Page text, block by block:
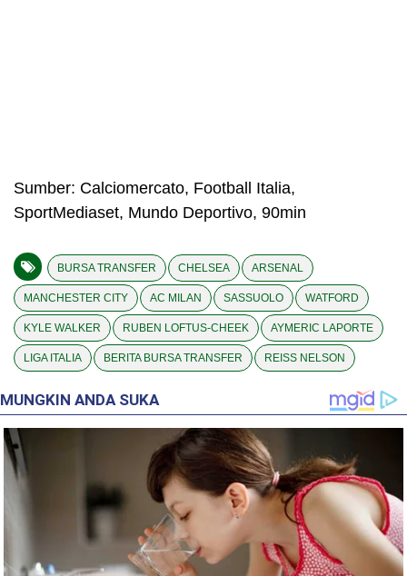
Sumber: Calciomercato, Football Italia,
SportMediaset, Mundo Deportivo, 90min
BURSA TRANSFER CHELSEA ARSENAL
MANCHESTER CITY AC MILAN SASSUOLO WATFORD
KYLE WALKER RUBEN LOFTUS-CHEEK AYMERIC LAPORTE
LIGA ITALIA BERITA BURSA TRANSFER REISS NELSON